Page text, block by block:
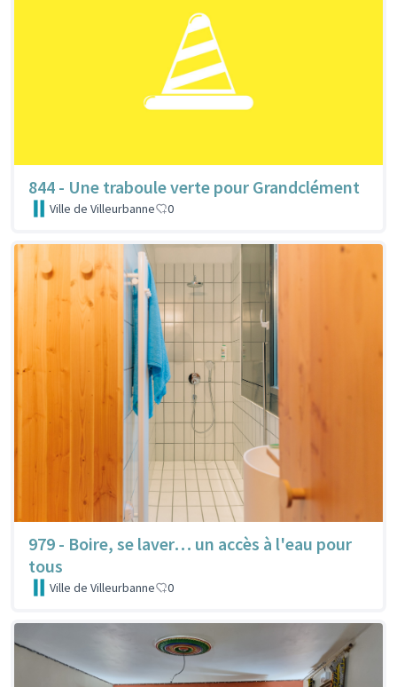
844 - Une traboule verte pour Grandclément
Ville de Villeurbanne 0
979 - Boire, se laver… un accès à l'eau pour
tous
Ville de Villeurbanne 0